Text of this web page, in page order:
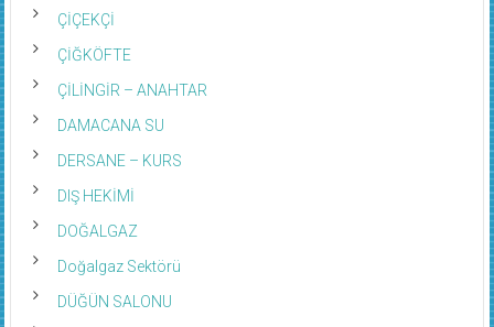
ÇİÇEKÇİ
ÇİĞKÖFTE
ÇİLİNGİR – ANAHTAR
DAMACANA SU
DERSANE – KURS
DIŞ HEKİMİ
DOĞALGAZ
Doğalgaz Sektörü
DÜĞÜN SALONU